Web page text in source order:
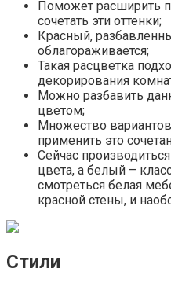
Поможет расширить
сочетать эти оттенки;
Красный,
облагораживается;
Такая расцветка
декорирования
Можно разбавить
цветом;
Множество
применить это
Сейчас
цвета, а белый –
смотреться белая
красной стены, и
Стили